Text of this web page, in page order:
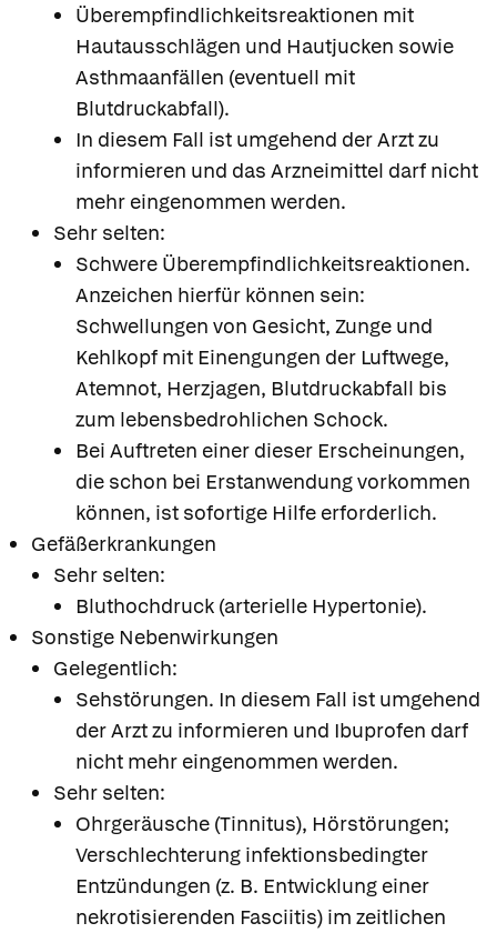
Überempfindlichkeitsreaktionen mit
Hautausschlägen und Hautjucken sowie
Asthmaanfällen (eventuell mit
Blutdruckabfall).
In diesem Fall ist umgehend der Arzt zu
informieren und das Arzneimittel darf nicht
mehr eingenommen werden.
Sehr selten:
Schwere Überempfindlichkeitsreaktionen.
Anzeichen hierfür können sein:
Schwellungen von Gesicht, Zunge und
Kehlkopf mit Einengungen der Luftwege,
Atemnot, Herzjagen, Blutdruckabfall bis
zum lebensbedrohlichen Schock.
Bei Auftreten einer dieser Erscheinungen,
die schon bei Erstanwendung vorkommen
können, ist sofortige Hilfe erforderlich.
Gefäßerkrankungen
Sehr selten:
Bluthochdruck (arterielle Hypertonie).
Sonstige Nebenwirkungen
Gelegentlich:
Sehstörungen. In diesem Fall ist umgehend
der Arzt zu informieren und Ibuprofen darf
nicht mehr eingenommen werden.
Sehr selten:
Ohrgeräusche (Tinnitus), Hörstörungen;
Verschlechterung infektionsbedingter
Entzündungen (z. B. Entwicklung einer
nekrotisierenden Fasciitis) im zeitlichen